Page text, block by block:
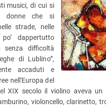
musici, di cui si
donne che si
strade, nelle
dappertutto
senza difficoltà
di Lublino”,
accaduti e
nell'Europa del
XIX secolo il violino aveva
violoncello, clarinetto,